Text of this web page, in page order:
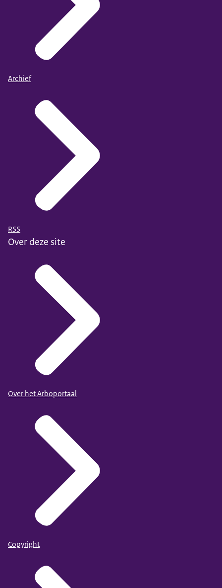
Archief
RSS
Over deze site
Over het Arboportaal
Copyright